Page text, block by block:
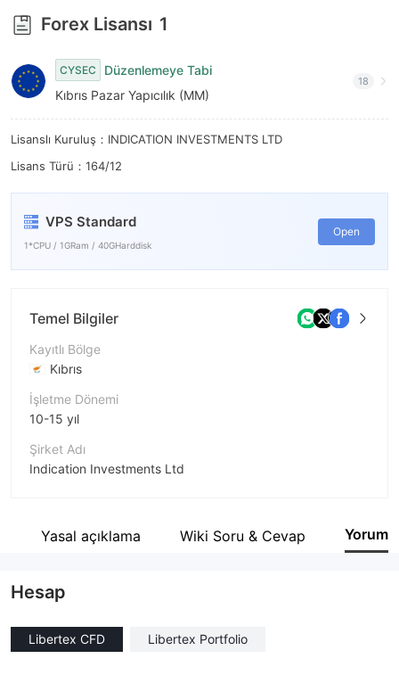
Forex Lisansı 1
CYSEC
Düzenlemeye Tabi
Kıbrıs Pazar Yapıcılık (MM)
18
Lisanslı Kuruluş：INDICATION INVESTMENTS LTD
Lisans Türü：164/12
VPS Standard
1*CPU / 1GRam / 40GHarddisk
Open
Temel Bilgiler
Kayıtlı Bölge
Kıbrıs
İşletme Dönemi
10-15 yıl
Şirket Adı
Indication Investments Ltd
Şirket çalışanı
Yasal açıklama Wiki Soru & Cevap Yorum
Hesap
Libertex CFD Libertex Portfolio